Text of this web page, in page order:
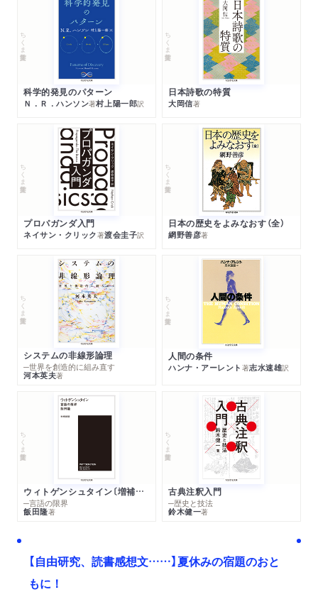
ちくま学芸文庫
科学的発見のパターン
Ｎ．Ｒ．ハンソン著村上陽一郎訳
ちくま学芸文庫
日本詩歌の特質
大岡信著
ちくま学芸文庫
プロパガンダ入門
ネイサン・クリック著渡会圭子訳
ちくま学芸文庫
日本の歴史をよみなおす（全）
網野善彦著
ちくま学芸文庫
システムの非線形論理
─世界を創造的に組み直す
河本英夫著
ちくま学芸文庫
人間の条件
ハンナ・アーレント 著志水速雄訳
ちくま学芸文庫
ウィトゲンシュタイン〔増補新版〕
─言語の限界
飯田隆著
ちくま学芸文庫
古典注釈入門
─歴史と技法
鈴木健一著
【自由研究、読書感想文……】夏休みの宿題のおと
もに！